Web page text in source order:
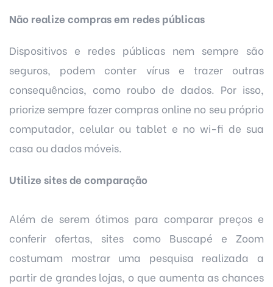
Não realize compras em redes públicas
Dispositivos e redes públicas nem sempre são
seguros, podem conter vírus e trazer outras
consequências, como roubo de dados. Por isso,
priorize sempre fazer compras online no seu próprio
computador, celular ou tablet e no wi-fi de sua
casa ou dados móveis.
Utilize sites de comparação
Além de serem ótimos para comparar preços e
conferir ofertas, sites como Buscapé e Zoom
costumam mostrar uma pesquisa realizada a
partir de grandes lojas, o que aumenta as chances